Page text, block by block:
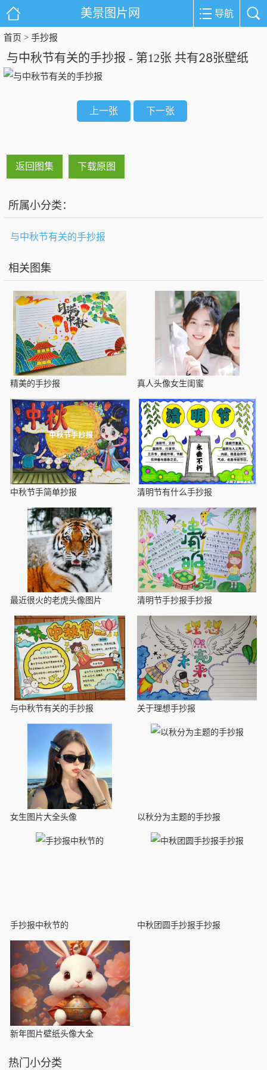
美景图片网 导航
首页 > 手抄报
与中秋节有关的手抄报 - 第12张 共有28张壁纸
上一张 下一张
返回图集 下载原图
所属小分类：
与中秋节有关的手抄报
相关图集
精美的手抄报 真人头像女生闺蜜
中秋节手简单抄报 清明节有什么手抄报
最近很火的老虎头像图片 清明节手抄报手抄报
与中秋节有关的手抄报 关于理想手抄报
女生图片大全头像 以秋分为主题的手抄报
手抄报中秋节的 中秋团圆手抄报手抄报
新年图片壁纸头像大全
热门小分类